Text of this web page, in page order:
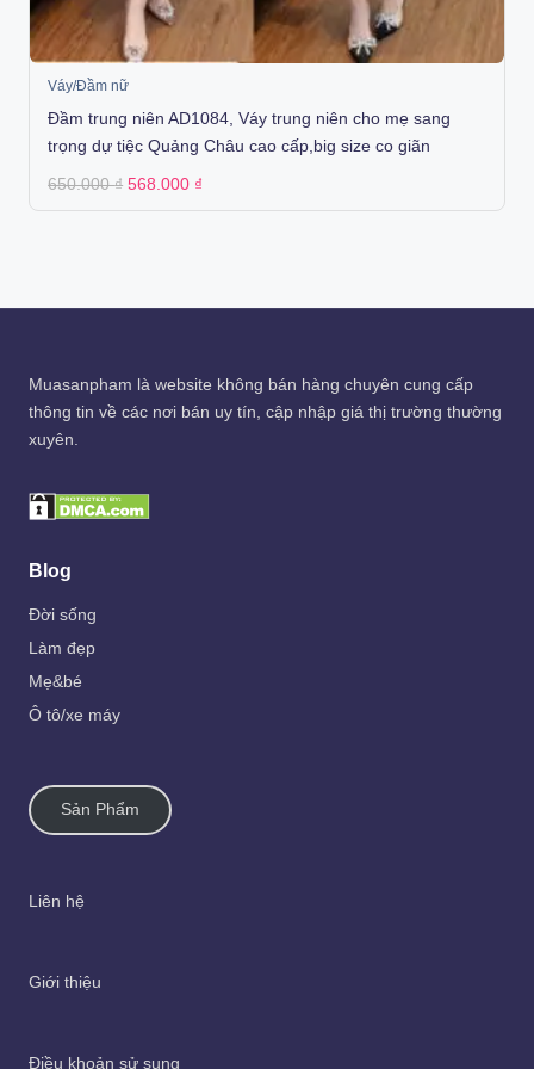
Váy/Đầm nữ
Đầm trung niên AD1084, Váy trung niên cho mẹ sang
trọng dự tiệc Quảng Châu cao cấp,big size co giãn
650.000₫ Original
was:
568.000 ₫
is:
Muasanpham là website không bán hàng chuyên cung cấp
thông tin về các nơi bán uy tín, cập nhập giá thị trường thường
xuyên.
Blog
Đời sống
Làm đẹp
Mẹ&bé
Ô tô/xe máy
Sản Phẩm
Liên hệ
Giới thiệu
Điều khoản sử sụng